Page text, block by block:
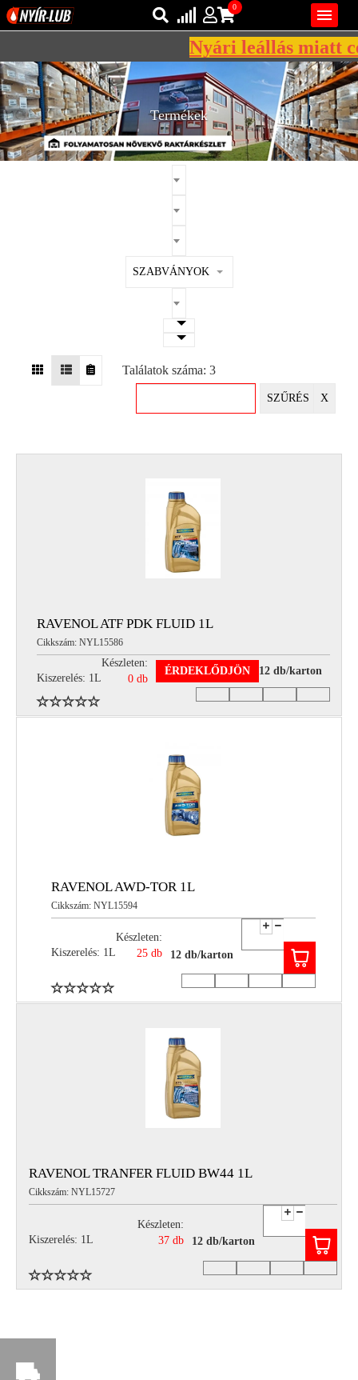
REGISZTRÁCIÓ
EGYÉB
INFO
Hétfőtől – Péntekig, 8.00 – 17.00-ig
(ebédidő 12.00-12.30 között)

Bejelentkezés
Regisztráció
0
AZ ÖN KOSARA ÜRES
Nyári leállás miatt
Termékek
SZABVÁNYOK
Találatok száma: 3
SZŰRÉS X
RAVENOL ATF PDK FLUID 1L
Cikkszám: NYL15586
Kiszerelés: 1L
Készleten:
0 db
ÉRDEKLŐDJÖN 12 db/karton
RAVENOL AWD-TOR 1L
Cikkszám: NYL15594
Kiszerelés: 1L
Készleten:
25 db
12 db/karton
RAVENOL TRANFER FLUID BW44 1L
Cikkszám: NYL15727
Kiszerelés: 1L
Készleten:
37 db
12 db/karton